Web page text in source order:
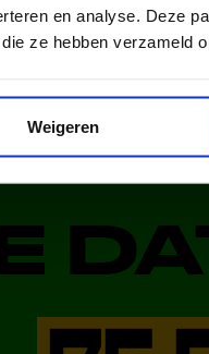
en analyse. Deze
ze hebben verzameld
Weigeren